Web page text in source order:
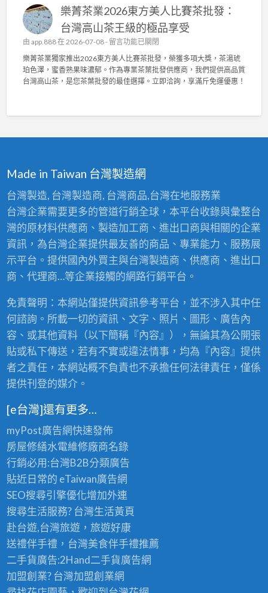
打
造
舒
適
用
，
輕
洗
，
菌
機
能
布
與
高
適
耐
用
首
選
！
〉
中
榮
獲
2
0
2
6
台
茶
佳
績
！
業
茶
葉
批
發
供
應
，
頂
級
老
茶
批
發
樂菁茶業2026東方美人比賽茶批發：
台灣高山茶王級的極品享受
由 app.888在 2026-07-08 - 在
〈
樂
菁
茶
方
美
人
比
賽
茶
批
發
：
灣
山
茶
王
級
的
極
品
留言功能已關閉
樂菁茶業獨家推出2026東方美人比賽茶批發，榮獲多項大獎，茶湯琥
珀色澤，蜜香熟果味濃郁。作為專業茶葉批發供應商，我們提供高品質
台灣高山茶，是您茶葉批發的最佳選擇。立即洽詢，享滿斤免運優惠！
Made in Taiwan 台灣製造網
台灣製造, 台灣製造商, 台灣商品,台灣在地服務業
台灣企業需要更多的管道行銷全球，本平台收錄與彙整台
灣的原材料供應商、製造加工商、進出口商與相關的企業
資訊，為台灣企業提供最友善的商品、專業能力、服務展
示平台。提供國內外買主與台灣製造商、供應商、進出口
商、代理商…等企業接觸的網路行銷平台。
免責聲明：本網站僅提供資訊參考平台，並不涉入其中任
何諮詢。所載一切的資訊、文字、照片、圖形、廣告內
容、或其他資料（以下簡稱『內容』），無論其為公開張
貼或私下傳送，若有不實或違法情事，均為『內容』提供
者之責任，本網站概不負責也不承擔任何法律責任，僅係
提供刊登的媒介。
[e台灣]還有更多…
myPost廣告網快速發佈
房屋修繕水電維修廠商名錄
行銷必用:台灣B2B分類廣告
貼近日常的 eTaiwan廣告網
SEO搜尋引擎優化增加外連
搜尋生活服務? 台灣生活黃頁
赴台遊,台灣旅遊，旅遊好康
送禮伴手禮，台灣美食伴手禮推薦
二手貨廣告:2Hand二手貨廣告網
加盟創業? 台灣加盟創業網